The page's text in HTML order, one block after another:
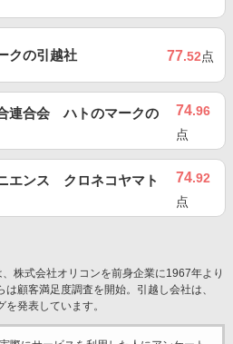
クの引越社 77.52点
連合会 ハトのマークの
74.96
点
エンス クロネコヤマト
74.92
点
株式会社オリコンを前身企業に1967年より
顧客満足度調査を開始。引越し会社は、
発表しています。